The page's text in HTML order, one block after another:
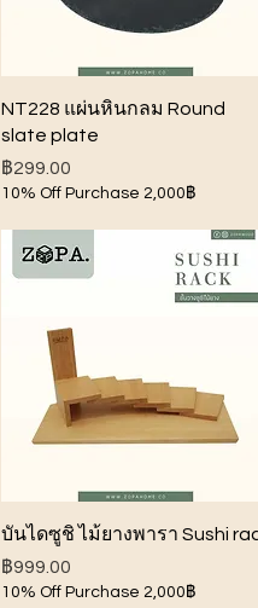
ดูข้อมูลด่วน
NT228 แผ่นหินกลม Round
slate plate
ราคา
฿299.00
10% Off Purchase 2,000฿
ดูข้อมูลด่วน
บันไดซูชิ ไม้ยางพารา Sushi
ราคา
฿999.00
10% Off Purchase 2,000฿